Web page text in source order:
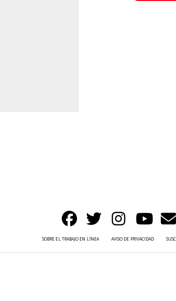
SOBRE EL TRABAJO EN LÍNEA AVISO DE PRIVACIDAD